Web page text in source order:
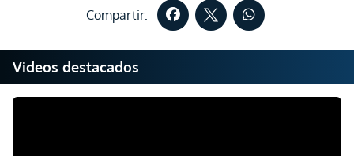
Compartir:
Videos destacados